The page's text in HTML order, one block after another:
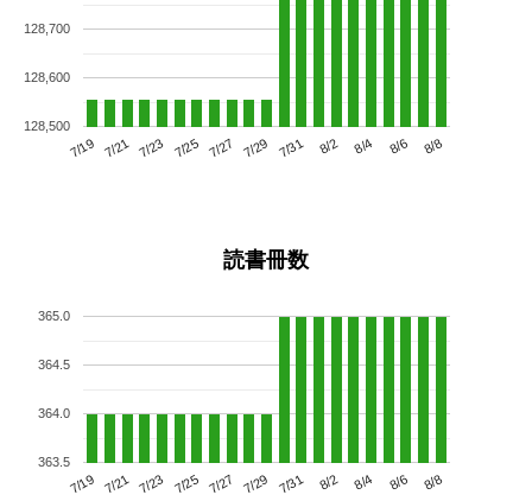
7/19 7/21 7/23 7/25 7/27 7/29 7/31 8/2 8/4 8/6 8/8
128,500
128,600
128,700
読書冊数
7/19 7/21 7/23 7/25 7/27 7/29 7/31 8/2 8/4 8/6 8/8
363.5
364.0
364.5
365.0